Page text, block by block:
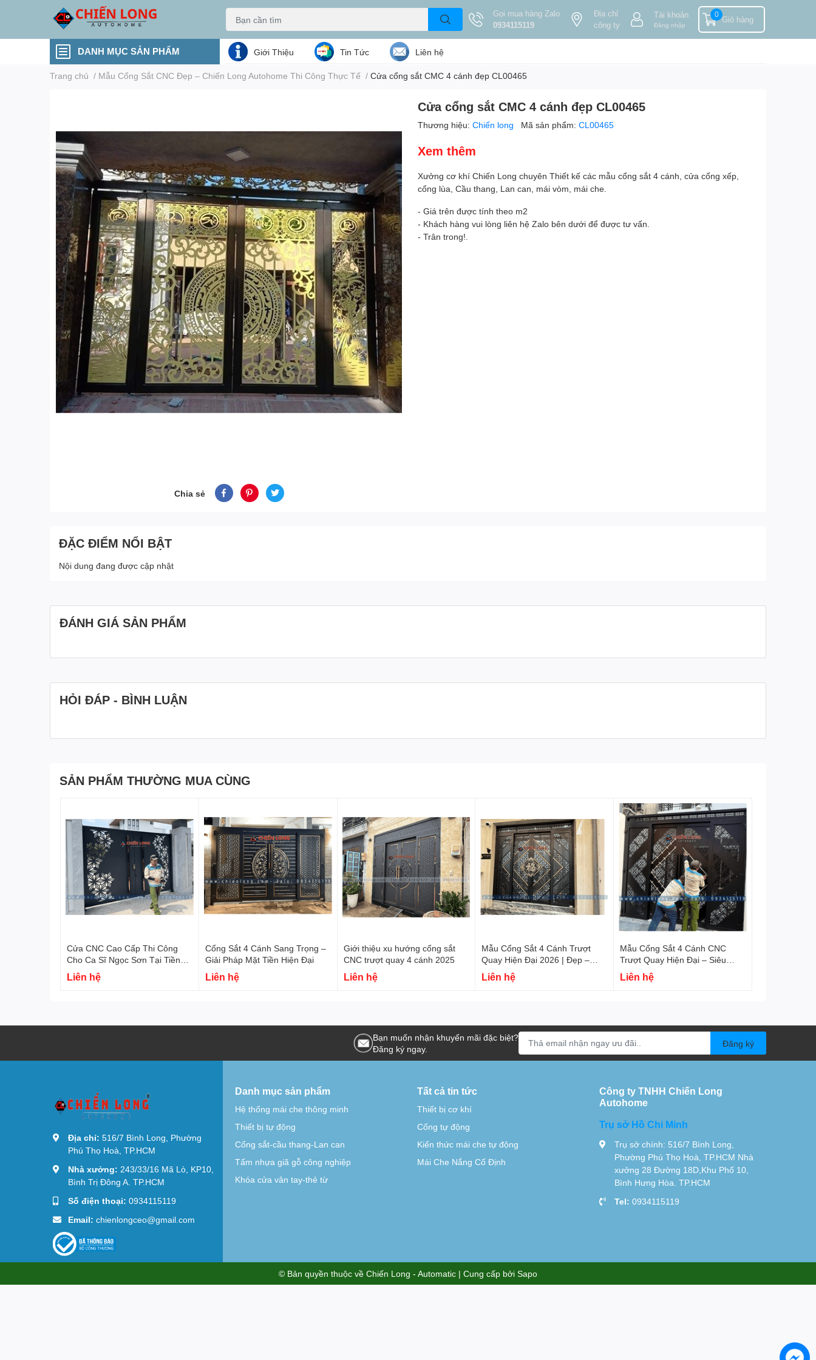
Gọi mua hàng Zalo
0934115119
Địa chỉ
công ty
Tài khoản
Đăng nhập
Giỏ hàng
0
DANH MỤC SẢN PHẨM Giới Thiệu Tin Tức Liên hệ
Trang chủ / Mẫu Cổng Sắt CNC Đẹp – Chiến Long Autohome Thi Công Thực Tế / Cửa cổng sắt CMC 4 cánh đẹp CL00465
Chia sẻ
Cửa cổng sắt CMC 4 cánh đẹp CL00465
Thương hiệu: Chiến long Mã sản phẩm: CL00465
Xem thêm
Xưởng cơ khí Chiến Long chuyên Thiết kế các mẫu cổng sắt 4 cánh, cửa cổng xếp,
cổng lùa, Cầu thang, Lan can, mái vòm, mái che.
- Giá trên được tính theo m2
- Khách hàng vui lòng liên hệ Zalo bên dưới để được tư vấn.
- Trân trong!.
ĐẶC ĐIỂM NỔI BẬT
Nội dung đang được cập nhật
ĐÁNH GIÁ SẢN PHẨM
HỎI ĐÁP - BÌNH LUẬN
SẢN PHẨM THƯỜNG MUA CÙNG
Cửa CNC Cao Cấp Thi Công
Cho Ca Sĩ Ngọc Sơn Tại Tiền
Giang | Chiến Long Autohome
Liên hệ
Cổng Sắt 4 Cánh Sang Trọng –
Giải Pháp Mặt Tiền Hiện Đại
Liên hệ
Giới thiệu xu hướng cổng sắt
CNC trượt quay 4 cánh 2025
Liên hệ
Mẫu Cổng Sắt 4 Cánh Trượt
Quay Hiện Đại 2026 | Đẹp –
Bền – Tự Động
Liên hệ
Mẫu Cổng Sắt 4 Cánh CNC
Trượt Quay Hiện Đại – Siêu
Mượt, Siêu Êm, Đẳng Cấp 2025
Liên hệ
Bạn muốn nhận khuyến mãi đặc biệt?
Đăng ký ngay.
Đăng ký
Địa chỉ: 516/7 Bình Long, Phường
Phú Thọ Hoà, TP.HCM
Nhà xưởng: 243/33/16 Mã Lò, KP10,
Bình Trị Đông A. TP.HCM
Số điện thoại: 0934115119
Email: chienlongceo@gmail.com
Danh mục sản phẩm
Hệ thống mái che thông minh
Thiết bị tự động
Cổng sắt-cầu thang-Lan can
Tấm nhựa giã gỗ công nghiệp
Khóa cửa vân tay-thẻ từ
Tất cả tin tức
Thiết bị cơ khí
Cổng tự động
Kiến thức mái che tự động
Mái Che Nắng Cố Định
Công ty TNHH Chiến Long
Autohome
Trụ sở Hồ Chi Minh
Trụ sở chính: 516/7 Bình Long,
Phường Phú Thọ Hoà, TP.HCM Nhà
xưởng 28 Đường 18D,Khu Phố 10,
Bình Hưng Hòa. TP.HCM
Tel: 0934115119
© Bản quyền thuộc về Chiến Long - Automatic | Cung cấp bởi Sapo